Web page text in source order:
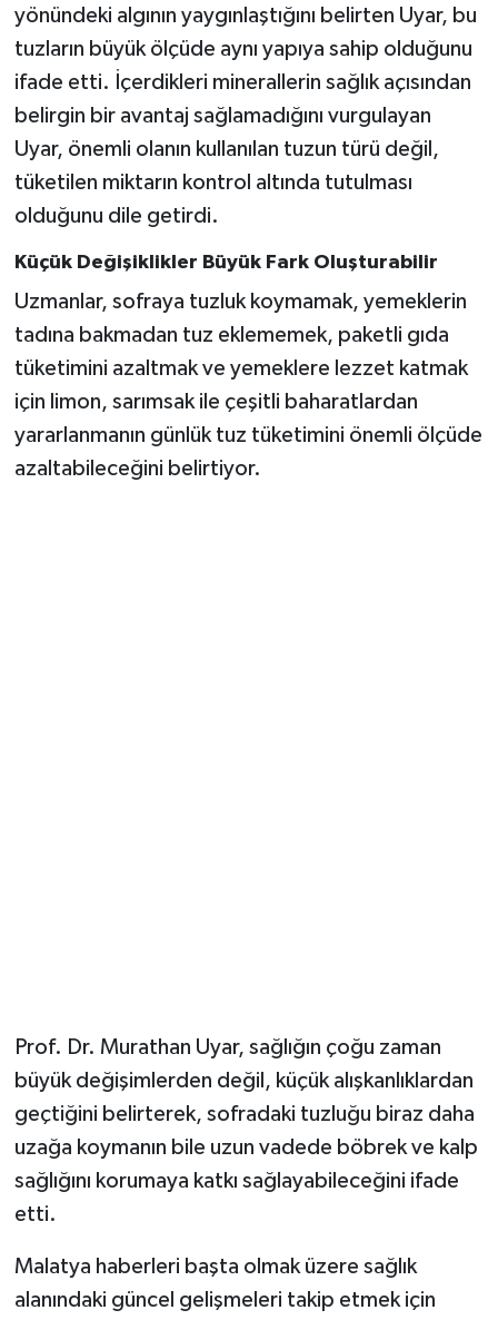
yönündeki algının yaygınlaştığını belirten Uyar, bu
tuzların büyük ölçüde aynı yapıya sahip olduğunu
ifade etti. İçerdikleri minerallerin sağlık açısından
belirgin bir avantaj sağlamadığını vurgulayan
Uyar, önemli olanın kullanılan tuzun türü değil,
tüketilen miktarın kontrol altında tutulması
olduğunu dile getirdi.
Küçük Değişiklikler Büyük Fark Oluşturabilir
Uzmanlar, sofraya tuzluk koymamak, yemeklerin
tadına bakmadan tuz eklememek, paketli gıda
tüketimini azaltmak ve yemeklere lezzet katmak
için limon, sarımsak ile çeşitli baharatlardan
yararlanmanın günlük tuz tüketimini önemli ölçüde
azaltabileceğini belirtiyor.
Prof. Dr. Murathan Uyar, sağlığın çoğu zaman
büyük değişimlerden değil, küçük alışkanlıklardan
geçtiğini belirterek, sofradaki tuzluğu biraz daha
uzağa koymanın bile uzun vadede böbrek ve kalp
sağlığını korumaya katkı sağlayabileceğini ifade
etti.
Malatya haberleri başta olmak üzere sağlık
alanındaki güncel gelişmeleri takip etmek için